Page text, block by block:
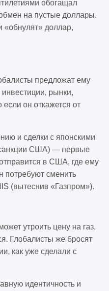
обогащал
на пустые доллары.
«обнулят» доллар,
предложат ему
рынки,
он откажется от
и сделки с японскими
санкции США) — первые
в США, где ему
потребуют сменить
(вытеснив «Газпром»).
утроить цену на газ,
Глобалисты же бросят
как уже сделали с
идентичность и